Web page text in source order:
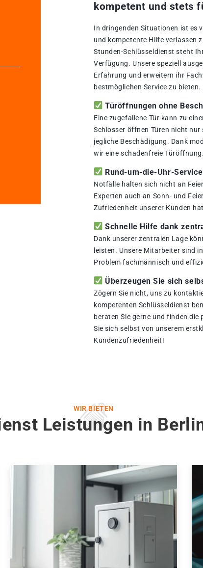
kompetent und stets
In dringenden Situationen ist es
und kompetente Hilfe verlassen
Stunden-Schlüsseldienst steht
Verfügung. Unsere speziell
Erfahrung und erweitern ihr
bestmöglichen Service zu bieten.
Türöffnungen ohne
Eine zugefallene Tür kann zu
Schlosser öffnen Türen nicht
jegliche Beschädigung. Dank
wir eine schadenfreie Türöffnung.
Rund-um-die-Uhr-
Notfälle halten sich nicht an
Experten auch an Sonn- und
Zufriedenheit unserer Kunden
Schnelle Hilfe dank
Dank unserer zentralen Lage
leisten. Unsere Mitarbeiter sind
Problem fachmännisch und
Überzeugen Sie sich
Zögern Sie nicht, uns zu
kompetenten Schlüsseldienst
beraten Sie gerne und finden
Sie sich selbst von unserem
Kundenzufriedenheit!
WIR BIETEN
Leistungen in